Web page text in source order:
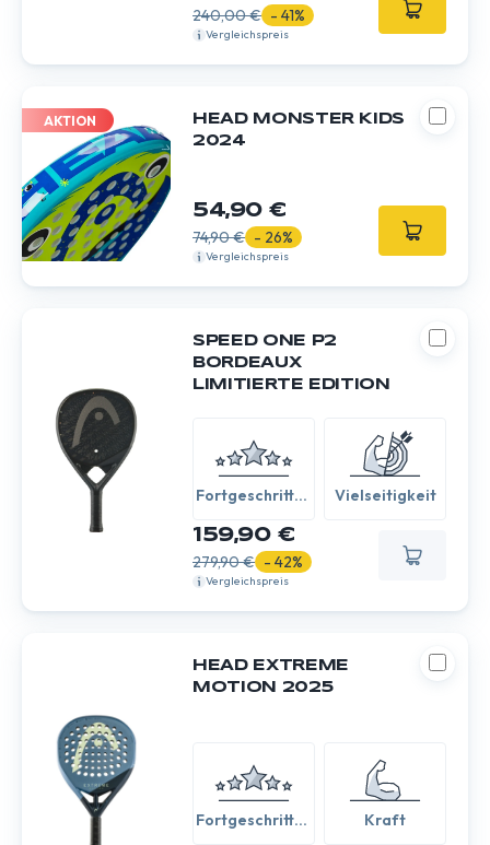
240,00 € - 41%
Vergleichspreis
AKTION
HEAD MONSTER KIDS
2024
54,90 €
74,90 € - 26%
Vergleichspreis
SPEED ONE P2
BORDEAUX
LIMITIERTE EDITION
Fortgeschritten
Vielseitigkeit
159,90 €
279,90 € - 42%
Vergleichspreis
HEAD EXTREME
MOTION 2025
Fortgeschritten
Kraft